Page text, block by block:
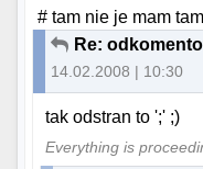
# tam nie je mam tam
Re:
14.02.2008 | 10:30
tak odstran to ';' ;)
Everything is